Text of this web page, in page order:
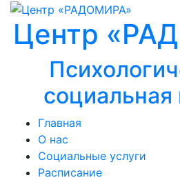
Центр
Главная
О нас
Социальные услуги
Расписание